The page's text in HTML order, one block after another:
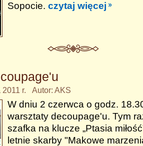
Sopocie. czytaj więcej
2011 r. Autor: AKS
W dniu 2 czerwca o godz.
warsztaty decoupage'u. Tym
szafka na klucze „Ptasia
letnie skarby "Makowe